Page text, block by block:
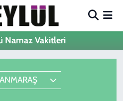
Namaz Vakitleri
ve Fikstür